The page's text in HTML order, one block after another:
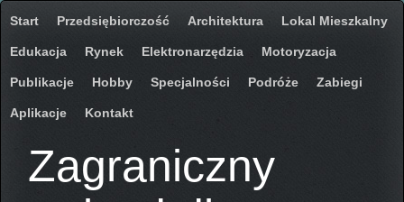
Start Przedsiębiorczość Architektura Lokal Mieszkalny
Edukacja Rynek Elektronarzędzia Motoryzacja
Publikacje Hobby Specjalności Podróże Zabiegi
Aplikacje Kontakt
Zagraniczny